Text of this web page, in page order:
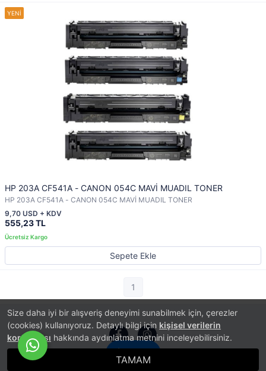
Size daha iyi bir alışveriş deneyimi sunabilmek için, çerezler
(cookies) kullanıyoruz. Detaylı bilgi için kişisel verilerin
korunması hakkında aydınlatma metnini inceleyebilirsiniz.
TAMAM
HP 203A CF541A - CANON 054C MAVİ MUADIL TONER
HP 203A CF541A - CANON 054C MAVİ MUADIL TONER
555,23 TL
9,70 USD + KDV
Sepete Ekle
1
İletişim
E-Ticaret Sistemi